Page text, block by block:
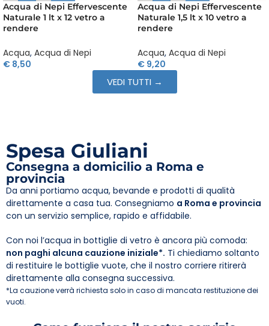
Acqua di Nepi Effervescente
Naturale 1,5 lt x 10 vetro a
rendere
Acqua, Acqua di Nepi
€ 9,20
Acqua di Nepi Effervescente
Naturale 1,5 lt x 6 plastica
Acqua, Acqua di Nepi
€ 6,49
VEDI TUTTI →
Spesa Giuliani
Consegna a domicilio a Roma e
provincia
Da anni portiamo acqua, bevande e prodotti di qualità
direttamente a casa tua. Consegniamo a Roma e provincia
con un servizio semplice, rapido e affidabile.
Con noi l’acqua in bottiglie di vetro è ancora più comoda:
non paghi alcuna cauzione iniziale*. Ti chiediamo soltanto
di restituire le bottiglie vuote, che il nostro corriere ritirerà
direttamente alla consegna successiva.
*La cauzione verrà richiesta solo in caso di mancata restituzione dei
vuoti.